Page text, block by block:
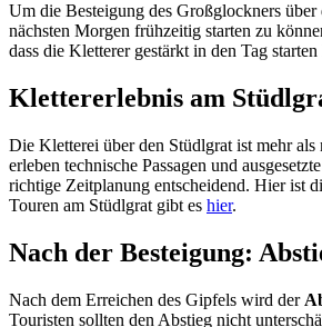
Um die Besteigung des Großglockners
nächsten Morgen frühzeitig starten zu
dass die Kletterer gestärkt in den Tag
Klettererlebnis am
Die Kletterei über den Stüdlgrat ist mehr
erleben technische Passagen und
richtige Zeitplanung entscheidend. Hier ist
Touren am Stüdlgrat gibt es hier.
Nach der Besteigung:
Nach dem Erreichen des Gipfels wird der
Touristen sollten den Abstieg nicht